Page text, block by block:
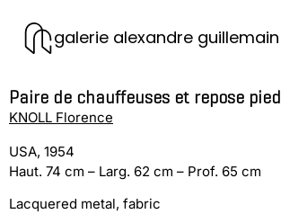
galerie alexandre guillemain
Paire de chauffeuses et repose pied
KNOLL Florence
USA, 1954
Haut. 74 cm – Larg. 62 cm – Prof. 65 cm
Lacquered metal, fabric